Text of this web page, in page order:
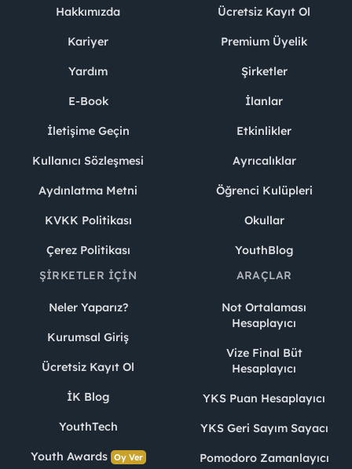
Hakkımızda
Kariyer
Yardım
E-Book
İletişime Geçin
Kullanıcı Sözleşmesi
Aydınlatma Metni
KVKK Politikası
Çerez Politikası
Ücretsiz Kayıt Ol
Premium Üyelik
Şirketler
İlanlar
Etkinlikler
Ayrıcalıklar
Öğrenci Kulüpleri
Okullar
YouthBlog
ŞIRKETLER İÇIN
Neler Yaparız?
Kurumsal Giriş
Ücretsiz Kayıt Ol
İK Blog
YouthTech
Youth Awards Oy Ver
ARAÇLAR
Not Ortalaması
Hesaplayıcı
Vize Final Büt
Hesaplayıcı
YKS Puan Hesaplayıcı
YKS Geri Sayım Sayacı
Pomodoro Zamanlayıcı